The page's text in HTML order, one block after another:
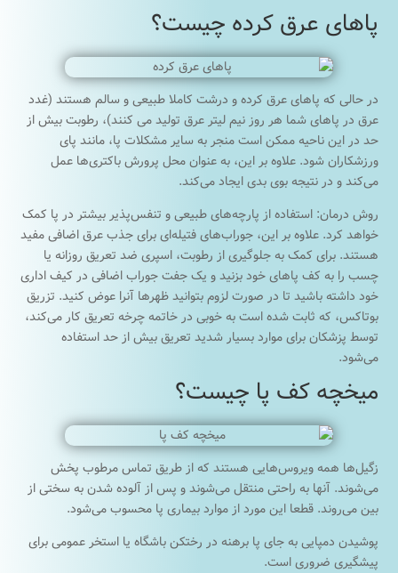
پاهای عرق کرده چیست؟
در حالی که پاهای عرق کرده و درشت کاملا طبیعی و سالم هستند (غدد
عرق در پاهای شما هر روز نیم لیتر عرق تولید می کنند)، رطوبت بیش از
حد در این ناحیه ممکن است منجر به سایر مشکلات پا، مانند پای
ورزشکاران شود. علاوه بر این، به عنوان محل پرورش باکتری‌ها عمل
می‌کند و در نتیجه بوی بدی ایجاد می‌کند.
روش درمان: استفاده از پارچه‌های طبیعی و تنفس‌پذیر بیشتر در پا کمک
خواهد کرد. علاوه بر این، جوراب‌های فتیله‌ای برای جذب عرق اضافی مفید
هستند. برای کمک به جلوگیری از رطوبت، اسپری ضد تعریق روزانه یا
چسب را به کف پاهای خود بزنید و یک جفت جوراب اضافی در کیف اداری
خود داشته باشید تا در صورت لزوم بتوانید ظهرها آنرا عوض کنید. تزریق
بوتاکس، که ثابت شده است به خوبی در خاتمه چرخه تعریق کار می‌کند،
توسط پزشکان برای موارد بسیار شدید تعریق بیش از حد استفاده
می‌شود.
میخچه کف پا چیست؟
زگیل‌ها همه ویروس‌هایی هستند که از طریق تماس مرطوب پخش
می‌شوند. آنها به راحتی منتقل می‌شوند و پس از آلوده شدن به سختی از
بین می‌روند. قطعا این مورد از موارد بیماری‌ پا محسوب می‌شود.
پوشیدن دمپایی به جای پا برهنه در رختکن باشگاه یا استخر عمومی برای
پیشگیری ضروری است.